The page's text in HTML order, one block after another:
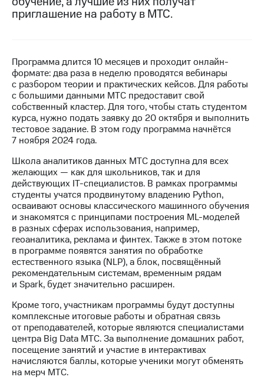
Достижения
Финансовая
отчетность
Контакты
Новости
в
регионе
и акционерам
Корпоративное
управление
Корпоративный
секретарь
Раскрытие
информации
Информация
акционерам
Документы
ПАО
"МТС"
Собрания
акционеров
Личный
кабинет
акционера
Акционерный
приглашение на работу в МТС.
Программа длится 10 месяцев и проходит онлайн-
формате: два раза в неделю проводятся вебинары
с разбором теории и практических кейсов. Для работы
с большими данными МТС предоставит свой
собственный кластер. Для того, чтобы стать студентом
курса, нужно подать заявку до 20 октября и выполнить
тестовое задание. В этом году программа начнётся
7 ноября 2024 года.
Школа аналитиков данных МТС доступна для всех
желающих — как для школьников, так и для
действующих IT-специалистов. В рамках программы
студенты учатся продвинутому владению Python,
осваивают основы классического машинного обучения
и знакомятся с принципами построения ML-моделей
в разных сферах использования, например,
геоаналитика, реклама и финтех. Также в этом потоке
в программе появятся занятия по обработке
естественного языка (NLP), а блок, посвящённый
рекомендательным системам, временным рядам
и Spark, будет значительно расширен.
Кроме того, участникам программы будут доступны
комплексные итоговые работы и обратная связь
от преподавателей, которые являются специалистами
центра Big Data МТС. За выполнение домашних работ,
посещение занятий и участие в интерактивах
начисляются баллы, которые ученики могут обменять
на мерч МТС.